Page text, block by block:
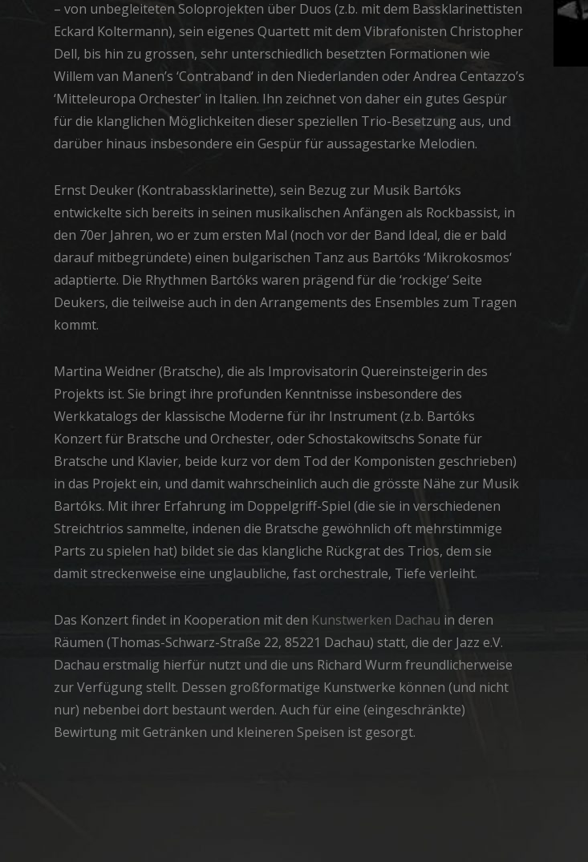
– von unbegleiteten Soloprojekten über Duos (z.b. mit dem Bassklarinettisten
Eckard Koltermann), sein eigenes Quartett mit dem Vibrafonisten Christopher
Dell, bis hin zu grossen, sehr unterschiedlich besetzten Formationen wie
Willem van Manen’s ‘Contraband‘ in den Niederlanden oder Andrea Centazzo’s
‘Mitteleuropa Orchester‘ in Italien. Ihn zeichnet von daher ein gutes Gespür
für die klanglichen Möglichkeiten dieser speziellen Trio-Besetzung aus, und
darüber hinaus insbesondere ein Gespür für aussagestarke Melodien.
Ernst Deuker (Kontrabassklarinette), sein Bezug zur Musik Bartóks
entwickelte sich bereits in seinen musikalischen Anfängen als Rockbassist, in
den 70er Jahren, wo er zum ersten Mal (noch vor der Band Ideal, die er bald
darauf mitbegründete) einen bulgarischen Tanz aus Bartóks ‘Mikrokosmos‘
adaptierte. Die Rhythmen Bartóks waren prägend für die ‘rockige‘ Seite
Deukers, die teilweise auch in den Arrangements des Ensembles zum Tragen
kommt.
Martina Weidner (Bratsche), die als Improvisatorin Quereinsteigerin des
Projekts ist. Sie bringt ihre profunden Kenntnisse insbesondere des
Werkkatalogs der klassische Moderne für ihr Instrument (z.b. Bartóks
Konzert für Bratsche und Orchester, oder Schostakowitschs Sonate für
Bratsche und Klavier, beide kurz vor dem Tod der Komponisten geschrieben)
in das Projekt ein, und damit wahrscheinlich auch die grösste Nähe zur Musik
Bartóks. Mit ihrer Erfahrung im Doppelgriff-Spiel (die sie in verschiedenen
Streichtrios sammelte, indenen die Bratsche gewöhnlich oft mehrstimmige
Parts zu spielen hat) bildet sie das klangliche Rückgrat des Trios, dem sie
damit streckenweise eine unglaubliche, fast orchestrale, Tiefe verleiht.
Das Konzert findet in Kooperation mit den Kunstwerken Dachau in deren
Räumen (Thomas-Schwarz-Straße 22, 85221 Dachau) statt, die der Jazz e.V.
Dachau erstmalig hierfür nutzt und die uns Richard Wurm freundlicherweise
zur Verfügung stellt. Dessen großformatige Kunstwerke können (und nicht
nur) nebenbei dort bestaunt werden. Auch für eine (eingeschränkte)
Bewirtung mit Getränken und kleineren Speisen ist gesorgt.